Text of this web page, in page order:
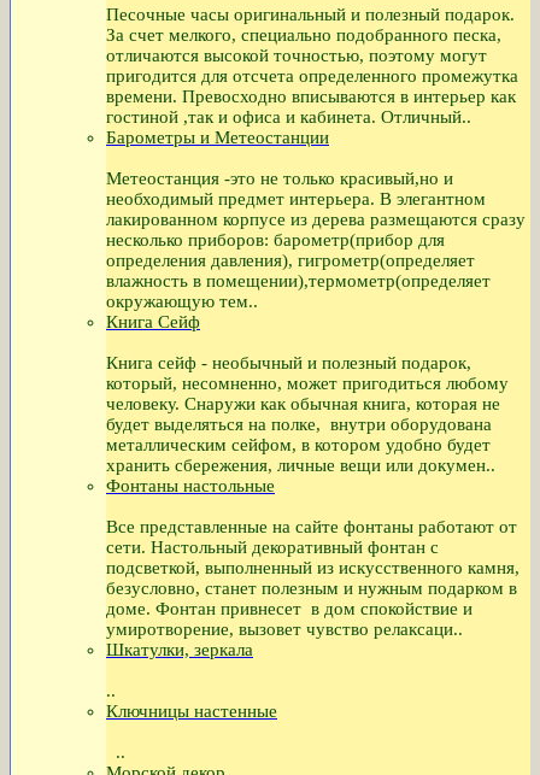
Песочные часы оригинальный и полезный подарок.
За счет мелкого, специально подобранного песка,
отличаются высокой точностью, поэтому могут
пригодится для отсчета определенного промежутка
времени. Превосходно вписываются в интерьер как
гостиной ,так и офиса и кабинета. Отличный..
Барометры и Метеостанции
Метеостанция -это не только красивый,но и
необходимый предмет интерьера. В элегантном
лакированном корпусе из дерева размещаются сразу
несколько приборов: барометр(прибор для
определения давления), гигрометр(определяет
влажность в помещении),термометр(определяет
окружающую тем..
Книга Сейф
Книга сейф - необычный и полезный подарок,
который, несомненно, может пригодиться любому
человеку. Снаружи как обычная книга, которая не
будет выделяться на полке, внутри оборудована
металлическим сейфом, в котором удобно будет
хранить сбережения, личные вещи или докумен..
Фонтаны настольные
Все представленные на сайте фонтаны работают от
сети. Настольный декоративный фонтан с
подсветкой, выполненный из искусственного камня,
безусловно, станет полезным и нужным подарком в
доме. Фонтан привнесет в дом спокойствие и
умиротворение, вызовет чувство релаксаци..
Шкатулки, зеркала
..
Ключницы настенные
..